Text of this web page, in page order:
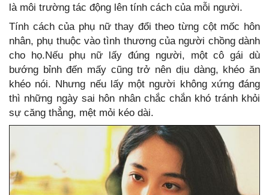
là môi trường tác động lên tính cách của mỗi người.
Tính cách của phụ nữ thay đổi theo từng cột mốc hôn
nhân, phụ thuộc vào tình thương của người chồng dành
cho họ.Nếu phụ nữ lấy đúng người, một cô gái dù
bướng bỉnh đến mấy cũng trở nên dịu dàng, khéo ăn
khéo nói. Nhưng nếu lấy một người không xứng đáng
thì những ngày sai hôn nhân chắc chắn khó tránh khỏi
sự căng thẳng, mệt mỏi kéo dài.